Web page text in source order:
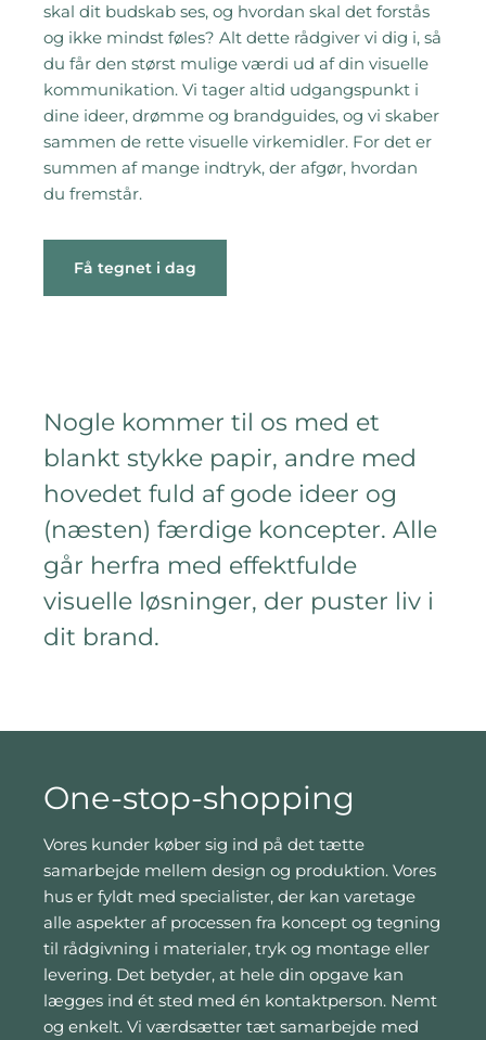
skal dit budskab ses, og hvordan skal det forstås
og ikke mindst føles? Alt dette rådgiver vi dig i, så
du får den størst mulige værdi ud af din visuelle
kommunikation. Vi tager altid udgangspunkt i
dine ideer, drømme og brandguides, og vi skaber
sammen de rette visuelle virkemidler. For det er
summen af mange indtryk, der afgør, hvordan
du fremstår.
Få tegnet i dag
Nogle kommer til os med et
blankt stykke papir, andre med
hovedet fuld af gode ideer og
(næsten) færdige koncepter. Alle
går herfra med effektfulde
visuelle løsninger, der puster liv i
dit brand.
One-stop-shopping
Vores kunder køber sig ind på det tætte
samarbejde mellem design og produktion. Vores
hus er fyldt med specialister, der kan varetage
alle aspekter af processen fra koncept og tegning
til rådgivning i materialer, tryk og montage eller
levering. Det betyder, at hele din opgave kan
lægges ind ét sted med én kontaktperson. Nemt
og enkelt. Vi værdsætter tæt samarbejde med